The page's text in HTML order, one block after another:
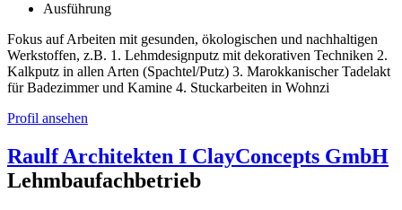
Ausführung
Fokus auf Arbeiten mit gesunden, ökologischen und nachhaltigen
Werkstoffen, z.B. 1. Lehmdesignputz mit dekorativen Techniken 2.
Kalkputz in allen Arten (Spachtel/Putz) 3. Marokkanischer Tadelakt
für Badezimmer und Kamine 4. Stuckarbeiten in Wohnzi
Profil ansehen
Raulf Architekten I ClayConcepts GmbH
Lehmbaufachbetrieb